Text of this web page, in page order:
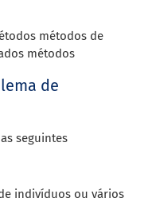
métodos de
métodos
de
seguintes
indivíduos ou vários